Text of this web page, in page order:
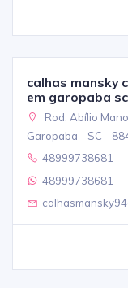
calhas mansky
em garopaba sc
Rod. Abílio
Garopaba - SC -
48999738681
48999738681